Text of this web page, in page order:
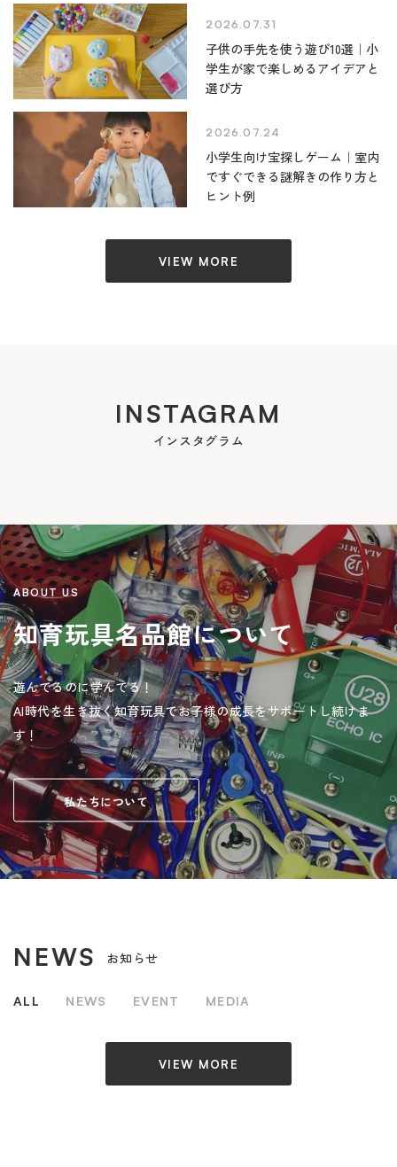
2026.07.31
子供の手先を使う遊び10選｜小
学生が家で楽しめるアイデアと
選び方
2026.07.24
小学生向け宝探しゲーム｜室内
ですぐできる謎解きの作り方と
ヒント例
VIEW MORE
INSTAGRAM
インスタグラム
ABOUT US
知育玩具名品館について
遊んでるのに学んでる！
AI時代を生き抜く知育玩具でお子様の成長をサポートし続けま
す！
私たちについて
NEWS お知らせ
ALL NEWS EVENT MEDIA
VIEW MORE